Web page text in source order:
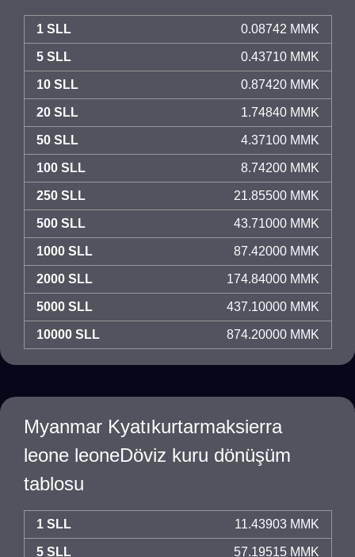
1 SLL 0.08742 MMK
5 SLL 0.43710 MMK
10 SLL 0.87420 MMK
20 SLL 1.74840 MMK
50 SLL 4.37100 MMK
100 SLL 8.74200 MMK
250 SLL 21.85500 MMK
500 SLL 43.71000 MMK
1000 SLL 87.42000 MMK
2000 SLL 174.84000 MMK
5000 SLL 437.10000 MMK
10000 SLL 874.20000 MMK
Myanmar Kyatıkurtarmaksierra
leone leoneDöviz kuru dönüşüm
tablosu
1 SLL 11.43903 MMK
5 SLL 57.19515 MMK